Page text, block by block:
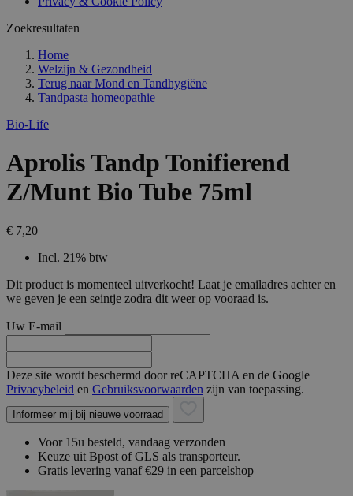
Zoekresultaten
Home
Welzijn & Gezondheid
Terug naar Mond en Tandhygiëne
Tandpasta homeopathie
Bio-Life
Aprolis Tandp Tonifierend
Z/Munt Bio Tube 75ml
€ 7,20
Incl. 21% btw
Dit product is momenteel uitverkocht! Laat je emailadres achter en
we geven je een seintje zodra dit weer op vooraad is.
Uw E-mail
Deze site wordt beschermd door reCAPTCHA en de Google
Privacybeleid en Gebruiksvoorwaarden zijn van toepassing.
Informeer mij bij nieuwe voorraad
Voor 15u besteld, vandaag verzonden
Keuze uit Bpost of GLS als transporteur.
Gratis levering vanaf €29 in een parcelshop